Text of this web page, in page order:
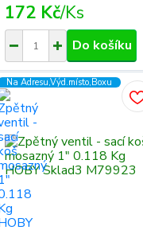
172 Kč/Ks
Do košíku
Na Adresu,Výd.místo,Boxu